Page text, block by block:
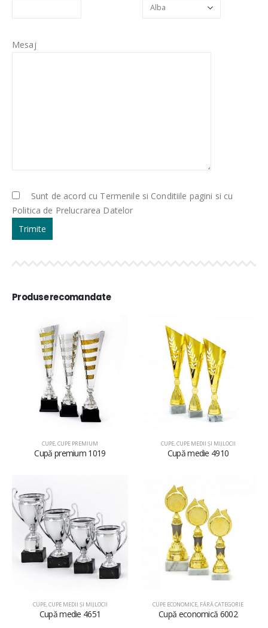
Mesaj
Sunt de acord cu Termenile si Conditiile pagini si cu
Politica de Prelucrarea Datelor
Produse recomandate
CUPE,CUPE PREMIUM
Cupă premium 1019
CUPE,CUPE MEDII ŞI MIJLOCII
Cupă medie 4910
CUPE,CUPE MEDII ŞI MIJLOCII
Cupă medie 4651
CUPE ECONOMICE, FĂRĂ CATEGORIE
Cupă economică 6002